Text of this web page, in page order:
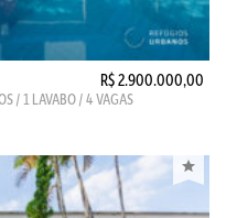
R$ 2.900.000,00
/ 1 LAVABO / 4 VAGAS